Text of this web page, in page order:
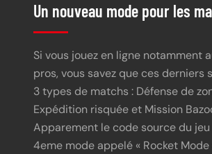
Un nouveau mode pour les
Si vous jouez en ligne notamment
pros, vous savez que ces derniers
3 types de matchs : Défense de
Expédition risquée et Mission
Apparement le code source du
4eme mode appelé « Rocket Mode